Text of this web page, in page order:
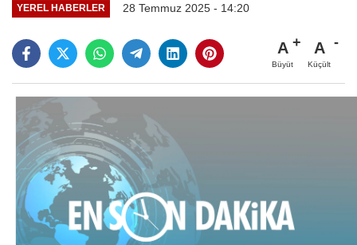
YEREL HABERLER 28 Temmuz 2025 - 14:20
A
Büyüt
A
Küçült